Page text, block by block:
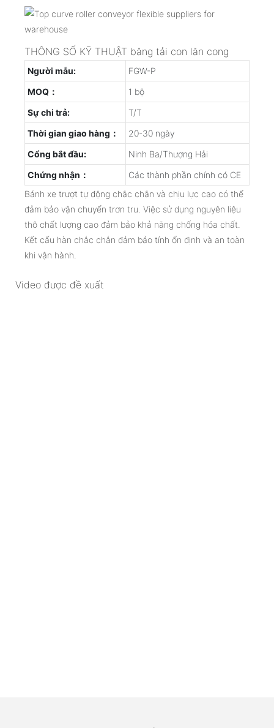
THÔNG SỐ KỸ THUẬT băng tải con lăn cong
Người mẫu:
FGW-P
MOQ：
1 bộ
Sự chi trả:
T/T
Thời gian giao hàng：
20-30 ngày
Cổng bắt đầu:
Ninh Ba/Thượng Hải
Chứng nhận：
Các thành phần chính có CE
Bánh xe trượt tự động chắc chắn và chịu lực cao có thể
đảm bảo vận chuyển trơn tru. Việc sử dụng nguyên liệu
thô chất lượng cao đảm bảo khả năng chống hóa chất.
Kết cấu hàn chắc chắn đảm bảo tính ổn định và an toàn
khi vận hành.
Video được đề xuất